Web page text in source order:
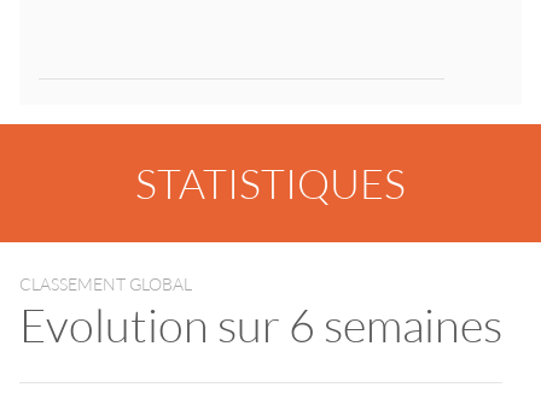
STATISTIQUES
CLASSEMENT GLOBAL
Evolution sur 6 semaines